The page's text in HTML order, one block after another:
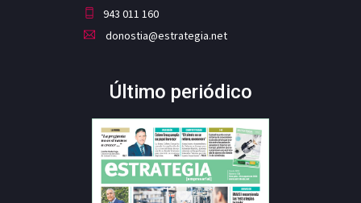
943 011 160
donostia@estrategia.net
Último periódico